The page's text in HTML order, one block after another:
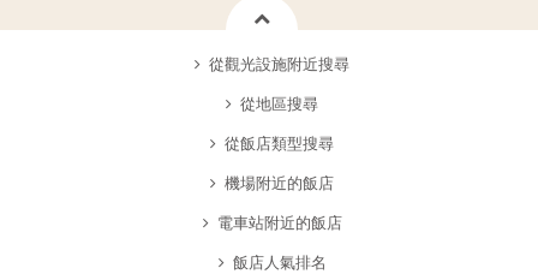
從觀光設施附近搜尋
從地區搜尋
從飯店類型搜尋
機場附近的飯店
電車站附近的飯店
飯店人氣排名